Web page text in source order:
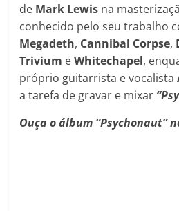
de Mark Lewis na
conhecido pelo seu trabalho
Megadeth, Cannibal Corpse,
Trivium eWhitechapel,
próprio guitarrista e vocalista
a tarefa de gravar e mixar
Ouça o álbum “Psychonaut”